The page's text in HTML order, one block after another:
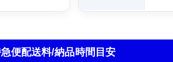
便配送料/納品時間目安